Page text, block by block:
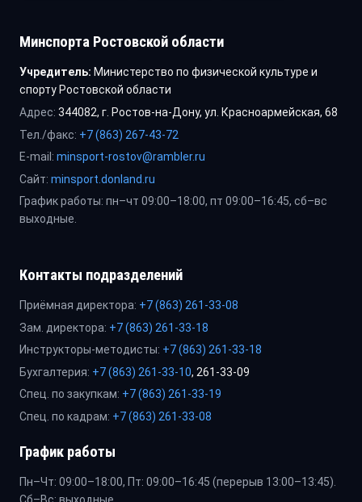
Минспорта Ростовской области
Учредитель: Министерство по физической культуре и
спорту Ростовской области
Адрес: 344082, г. Ростов-на-Дону, ул. Красноармейская, 68
Тел./факс: +7 (863) 267-43-72
E-mail: minsport-rostov@rambler.ru
Сайт: minsport.donland.ru
График работы: пн–чт 09:00–18:00, пт 09:00–16:45, сб–вс
выходные.
Контакты подразделений
Приёмная директора: +7 (863) 261-33-08
Зам. директора: +7 (863) 261-33-18
Инструкторы-методисты: +7 (863) 261-33-18
Бухгалтерия: +7 (863) 261-33-10, 261-33-09
Спец. по закупкам: +7 (863) 261-33-19
Спец. по кадрам: +7 (863) 261-33-08
График работы
Пн–Чт: 09:00–18:00, Пт: 09:00–16:45 (перерыв 13:00–13:45).